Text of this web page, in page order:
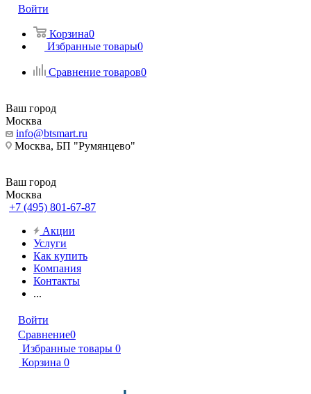
Войти
Корзина0
Избранные товары0
Сравнение товаров0
Ваш город
Москва
info@btsmart.ru
Москва, БП "Румянцево"
Ваш город
Москва
+7 (495) 801-67-87
Акции
Услуги
Как купить
Компания
Контакты
...
Войти
Сравнение0
Избранные товары 0
Корзина 0